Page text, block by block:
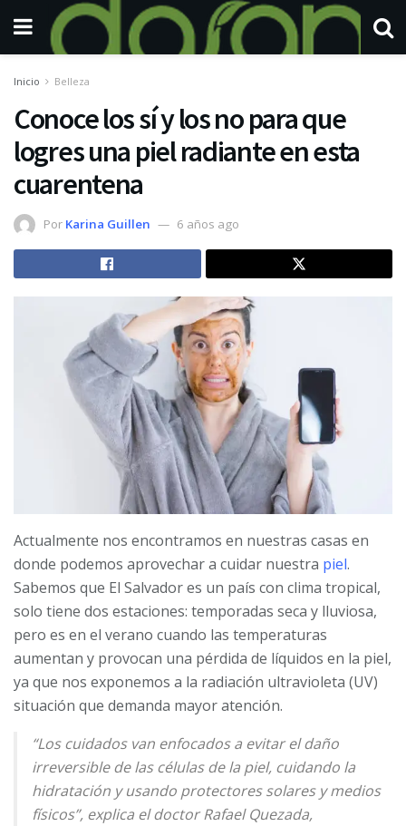
Inicio Belleza
Conoce los sí y los no para que
logres una piel radiante en esta
cuarentena
Por Karina Guillen 6 años ago
Actualmente nos encontramos en nuestras casas en
donde podemos aprovechar a cuidar nuestra piel.
Sabemos que El Salvador es un país con clima tropical,
solo tiene dos estaciones: temporadas seca y lluviosa,
pero es en el verano cuando las temperaturas
aumentan y provocan una pérdida de líquidos en la piel,
ya que nos exponemos a la radiación ultravioleta (UV)
situación que demanda mayor atención.
“Los cuidados van enfocados a evitar el daño
irreversible de las células de la piel, cuidando la
hidratación y usando protectores solares y medios
físicos”, explica el doctor Rafael Quezada,